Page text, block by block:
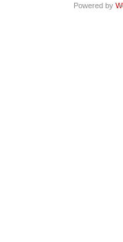
Powered by